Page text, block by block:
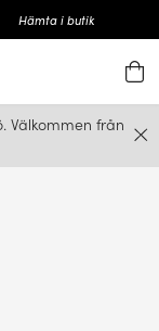
Hämta i butik
Välkommen från